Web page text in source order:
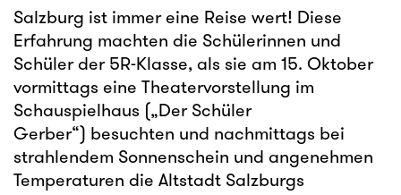
Salzburg ist immer eine Reise wert! Diese
Erfahrung machten die Schülerinnen und
Schüler der 5R-Klasse, als sie am 15. Oktober
vormittags eine Theatervorstellung im
Schauspielhaus („Der Schüler
Gerber“)
besuchten und nachmittags bei
strahlendem Sonnenschein und angenehmen
Temperaturen die Altstadt Salzburgs